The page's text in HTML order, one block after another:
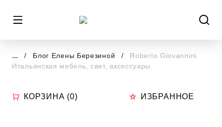
... Блог Елены Березиной
Roberto Giovannini.
Итальянская мебель, свет, аксессуары.
КОРЗИНА (0) ИЗБРАННОЕ